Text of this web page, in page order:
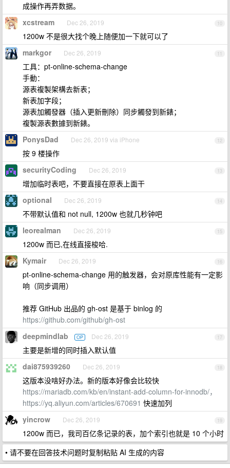
成操作再弄数据。
10
xcstream Dec 26, 2019
1200w 不是很大找个晚上随便加一下就可以了
11
markgor Dec 26, 2019
工具：pt-online-schema-change
手動：
源表複製架構去新表；
新表加字段；
源表加觸發器（插入更新刪除）同步觸發到新錶；
複製源表數據到新錶。
12
PonysDad Dec 26, 2019 via iPhone
按 9 楼操作
13
securityCoding Dec 26, 2019
增加临时表吧，不要直接在原表上面干
14
optional Dec 26, 2019
不带默认值和 not null, 1200w 也就几秒钟吧
15
leorealman Dec 26, 2019
1200w 而已,在线直接梭哈.
16
Kymair Dec 26, 2019
pt-online-schema-change 用的触发器，会对原库性能有一定影
响（同步调用）
推荐 GitHub 出品的 gh-ost 是基于 binlog 的
https://github.com/github/gh-ost
17
deepmindlab OP Dec 26, 2019
主要是新增的同时插入默认值
18
dai875939260 Dec 26, 2019
这版本没啥好办法。新的版本好像会比较快
https://mariadb.com/kb/en/instant-add-column-for-innodb/，
https://yq.aliyun.com/articles/670691 快速加列
19
yincrow Dec 26, 2019
1200w 而已，我司百亿条记录的表，加个索引也就是 10 个小时
• 请不要在回答技术问题时复制粘贴 AI 生成的内容